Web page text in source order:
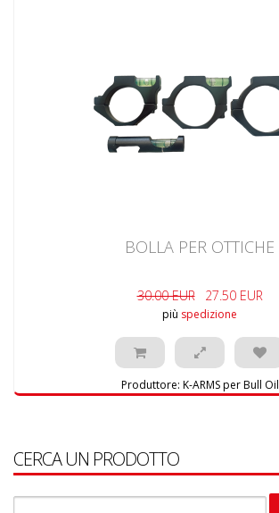
BOLLA PER OTTICHE
30.00 EUR 27.50 EUR
più spedizione
Produttore: K-ARMS per Bull Oil
CERCA UN PRODOTTO